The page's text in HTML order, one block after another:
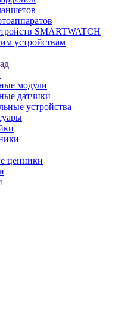
SMARTWATCH
устройствам
модули
датчики
устройства
ценники